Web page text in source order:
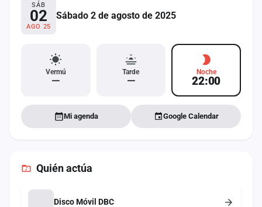
SÁB
02
AGO 25
Sábado 2 de agosto de 2025
Vermú
—
Tarde
—
Noche
22:00
Mi agenda Google Calendar
Quién actúa
Disco Móvil DBC
Contacto